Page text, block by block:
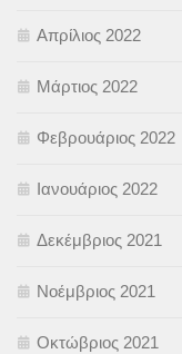
Απρίλιος 2022
Μάρτιος 2022
Φεβρουάριος 2022
Ιανουάριος 2022
Δεκέμβριος 2021
Νοέμβριος 2021
Οκτώβριος 2021